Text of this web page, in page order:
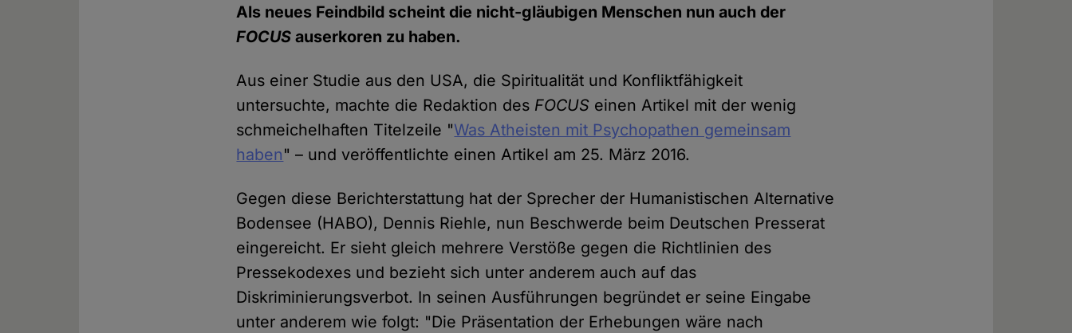
Als neues Feindbild scheint die nicht-gläubigen Menschen nun auch der
FOCUS auserkoren zu haben.
Aus einer Studie aus den USA, die Spiritualität und Konfliktfähigkeit
untersuchte, machte die Redaktion des FOCUS einen Artikel mit der wenig
schmeichelhaften Titelzeile "Was Atheisten mit Psychopathen gemeinsam
haben" – und veröffentlichte einen Artikel am 25. März 2016.
Gegen diese Berichterstattung hat der Sprecher der Humanistischen Alternative
Bodensee (HABO), Dennis Riehle, nun Beschwerde beim Deutschen Presserat
eingereicht. Er sieht gleich mehrere Verstöße gegen die Richtlinien des
Pressekodexes und bezieht sich unter anderem auch auf das
Diskriminierungsverbot. In seinen Ausführungen begründet er seine Eingabe
unter anderem wie folgt: "Die Präsentation der Erhebungen wäre nach